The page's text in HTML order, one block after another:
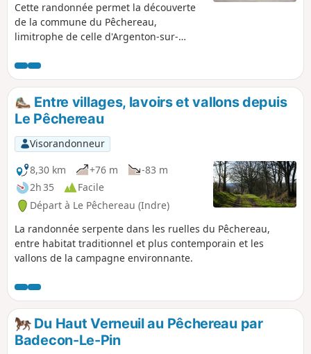
Cette randonnée permet la découverte
de la commune du Pêchereau,
limitrophe de celle d'Argenton-sur-
elle nous amène à la nouvelle installée
dans le beau Château de Courbat puis
nous fait longer la Creuse, nous
emmène dans les hauteurs
surplombant la vallée, traverse bois et
prairies et finit par le Grand Pêchereau,
quartier dominant de la commune.
Entre villages, lavoirs et vallons depuis
Le Pêchereau
Visorandonneur
8,30 km
+76 m
-83 m
2h 35
Facile
Départ à Le Pêchereau (Indre)
La randonnée serpente dans les ruelles du Pêchereau,
entre habitat traditionnel et plus contemporain et les
vallons de la campagne environnante.
Du Haut Verneuil au Pêchereau par
Badecon-Le-Pin